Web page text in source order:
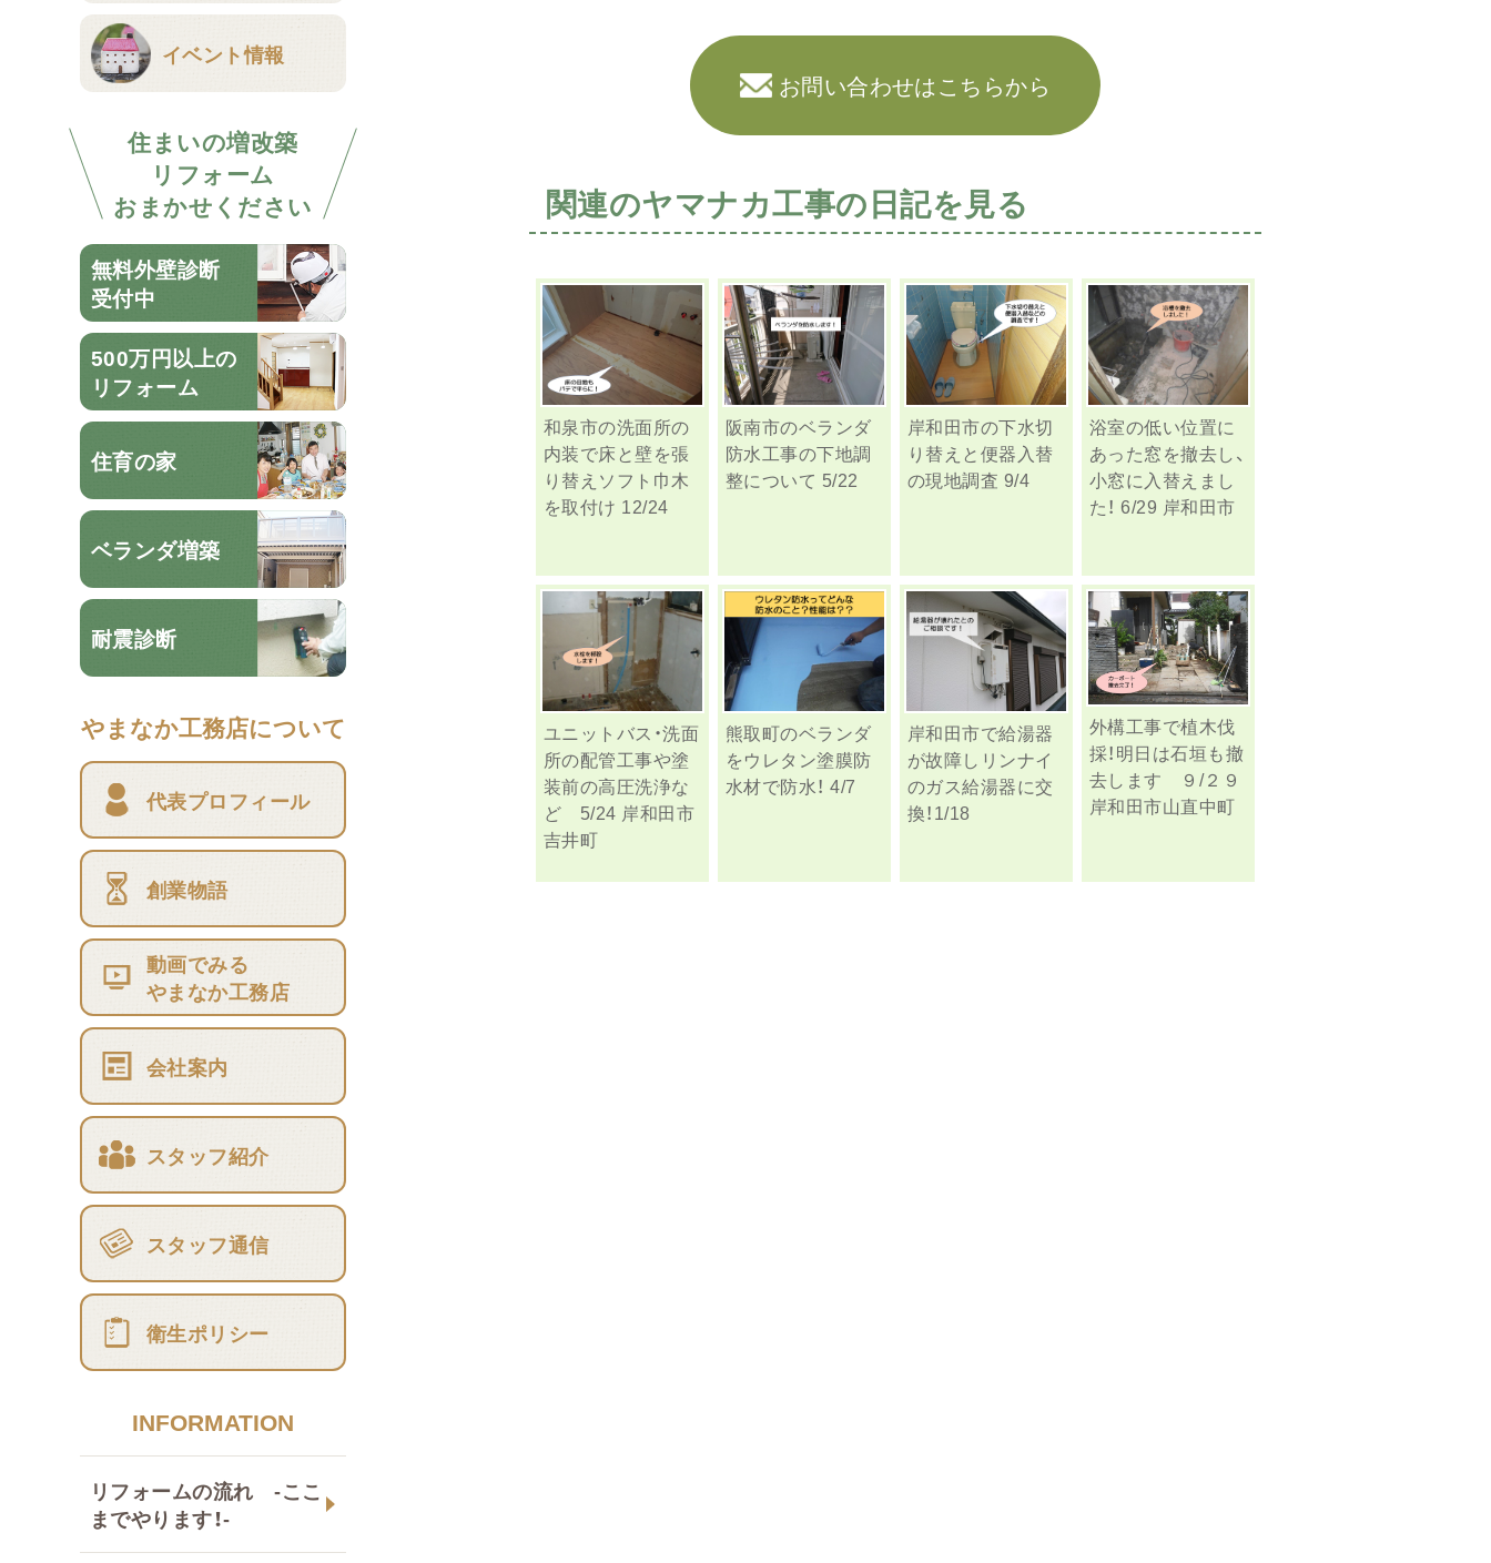
イベント情報
住まいの増改築
リフォーム
おまかせください
無料外壁診断
受付中
500万円以上の
リフォーム
住育の家
ベランダ増築
耐震診断
やまなか工務店について
代表プロフィール
創業物語
動画でみる
やまなか工務店
会社案内
スタッフ紹介
スタッフ通信
衛生ポリシー
INFORMATION
リフォームの流れ -ここ
までやります！-
お問い合わせはこちらから
関連のヤマナカ工事の日記を見る
和泉市の洗面所の
内装で床と壁を張
り替えソフト巾木
を取付け 12/24
阪南市のベランダ
防水工事の下地調
整について 5/22
岸和田市の下水切
り替えと便器入替
の現地調査 9/4
浴室の低い位置に
あった窓を撤去し、
小窓に入替えまし
た！ 6/29 岸和田市
ユニットバス・洗面
所の配管工事や塗
装前の高圧洗浄な
ど 5/24 岸和田市
吉井町
熊取町のベランダ
をウレタン塗膜防
水材で防水！ 4/7
岸和田市で給湯器
が故障しリンナイ
のガス給湯器に交
換！1/18
外構工事で植木伐
採！明日は石垣も撤
去します ９/２９
岸和田市山直中町